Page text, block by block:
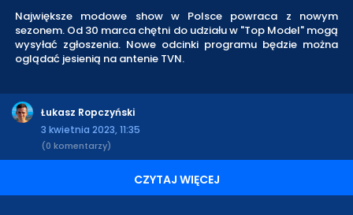
Największe modowe show w Polsce powraca z nowym
sezonem. Od 30 marca chętni do udziału w "Top Model" mogą
wysyłać zgłoszenia. Nowe odcinki programu będzie można
oglądać jesienią na antenie TVN.
Łukasz Ropczyński
3 kwietnia 2023, 11:35
(0 komentarzy)
CZYTAJ WIĘCEJ